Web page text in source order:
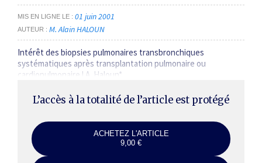
MIS EN LIGNE LE 01 juin 2001
AUTEUR M. Alain HALOUN
Intérêt des biopsies pulmonaires transbronchiques
systématiques après transplantation pulmonaire ou
cardiopulmonaire l A. Haloun*
L’accès à la totalité de l’article est protégé
ACHETEZ L'ARTICLE
9,00 €